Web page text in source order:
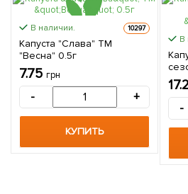
В наличии. 10297
Капуста "Слава" ТМ
"Весна" 0.5г
7.75 грн
- +
КУПИТЬ
В
-